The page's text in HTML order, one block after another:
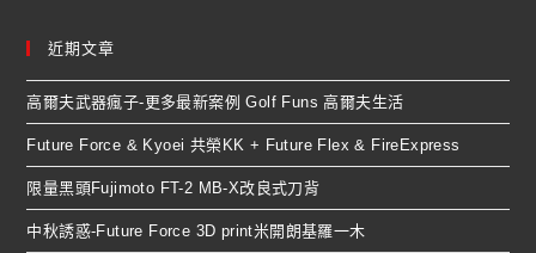
近期文章
高爾夫武器瘋子-更多最新案例 Golf Funs 高爾夫生活
Future Force & Kyoei 共榮KK + Future Flex & FireExpress
限量黑頭Fujimoto FT-2 MB-X改良式刀背
中秋誘惑-Future Force 3D print米開朗基羅一木